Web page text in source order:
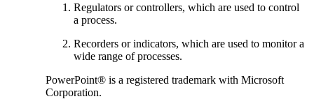
Regulators or controllers, which are used to ⁣control
a process.
Recorders or indicators, which⁣ are used​ to monitor a
wide range of ​processes.
PowerPoint® is​ a registered trademark with Microsoft
Corporation.